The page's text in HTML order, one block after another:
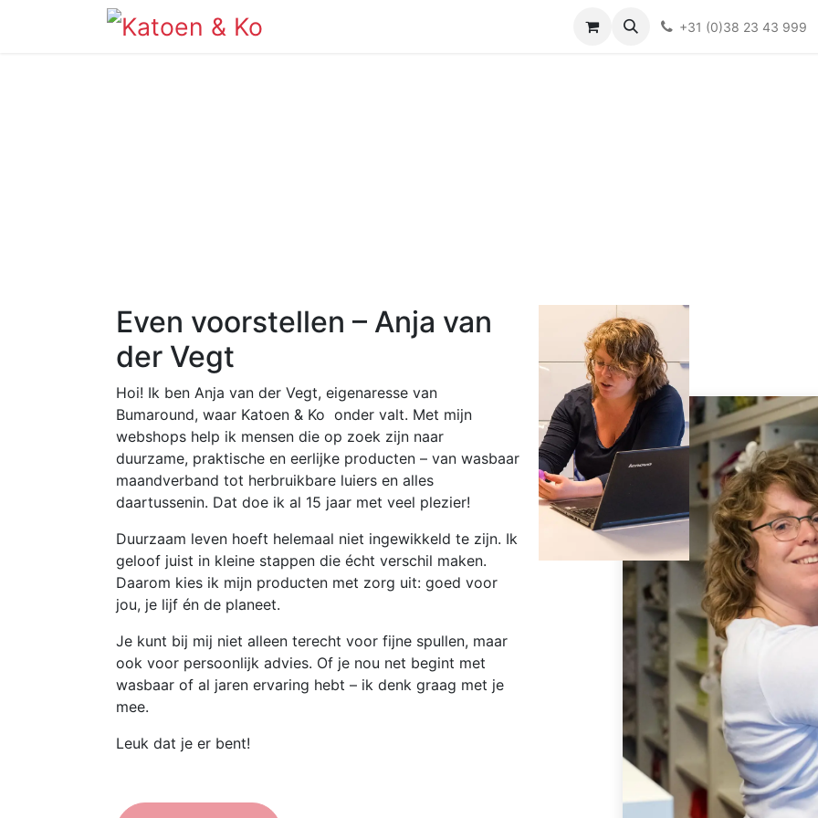
Kieswijzer nacht- en kraamverband
+31 (0)38 23 43 999
Even voorstellen – Anja van
der Vegt
Hoi! Ik ben Anja van der Vegt, eigenaresse van
Bumaround, waar Katoen & Ko onder valt. Met mijn
webshops help ik mensen die op zoek zijn naar
duurzame, praktische en eerlijke producten – van wasbaar
maandverband tot herbruikbare luiers en alles
daartussenin. Dat doe ik al 15 jaar met veel plezier!
Duurzaam leven hoeft helemaal niet ingewikkeld te zijn. Ik
geloof juist in kleine stappen die écht verschil maken.
Daarom kies ik mijn producten met zorg uit: goed voor
jou, je lijf én de planeet.
Je kunt bij mij niet alleen terecht voor fijne spullen, maar
ook voor persoonlijk advies. Of je nou net begint met
wasbaar of al jaren ervaring hebt – ik denk graag met je
mee.
Leuk dat je er bent!